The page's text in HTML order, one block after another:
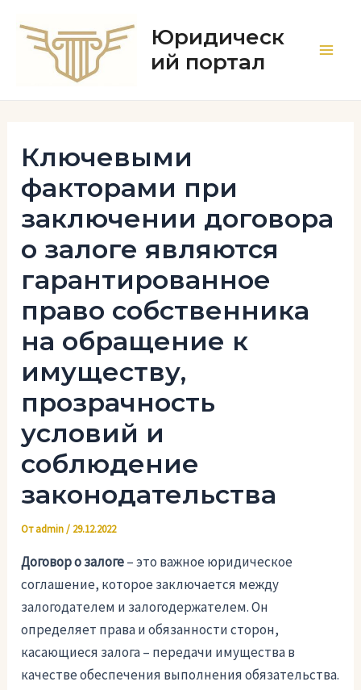
содержимому
Юридическ
ий портал
Ключевыми
факторами при
заключении договора
о залоге являются
гарантированное
право собственника
на обращение к
имуществу,
прозрачность
условий и
соблюдение
законодательства
Отadmin/ 29.12.2022
Договор о залоге– это важное юридическое
соглашение, которое заключается между
залогодателем и залогодержателем. Он
определяет права и обязанности сторон,
касающиеся залога – передачи имущества в
качестве обеспечения выполнения обязательства.